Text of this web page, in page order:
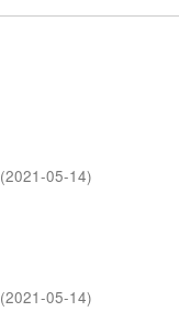
(2021-05-14)
(2021-05-14)